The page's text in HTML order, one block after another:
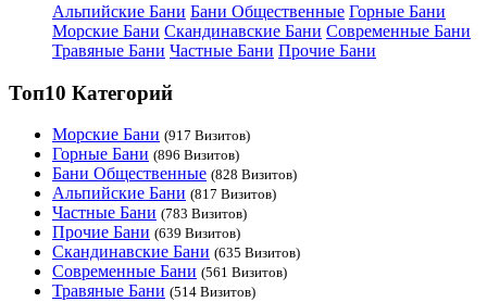
Альпийские Бани Бани Общественные Горные Бани
Морские Бани Скандинавские Бани Современные Бани
Травяные Бани Частные Бани Прочие Бани
Топ10 Категорий
Морские Бани (917 Визитов)
Горные Бани (896 Визитов)
Бани Общественные (828 Визитов)
Альпийские Бани (817 Визитов)
Частные Бани (783 Визитов)
Прочие Бани (639 Визитов)
Скандинавские Бани (635 Визитов)
Современные Бани (561 Визитов)
Травяные Бани (514 Визитов)